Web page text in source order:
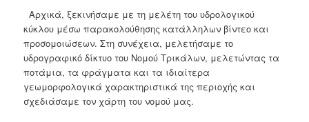
Αρχικά, ξεκινήσαμε με τη μελέτη του υδρολογικού
κύκλου μέσω παρακολούθησης κατάλληλων βίντεο και
προσομοιώσεων. Στη συνέχεια, μελετήσαμε το
υδρογραφικό δίκτυο του Νομού Τρικάλων, μελετώντας τα
ποτάμια, τα φράγματα και τα ιδιαίτερα
γεωμορφολογικά χαρακτηριστικά της περιοχής και
σχεδιάσαμε τον χάρτη του νομού μας.